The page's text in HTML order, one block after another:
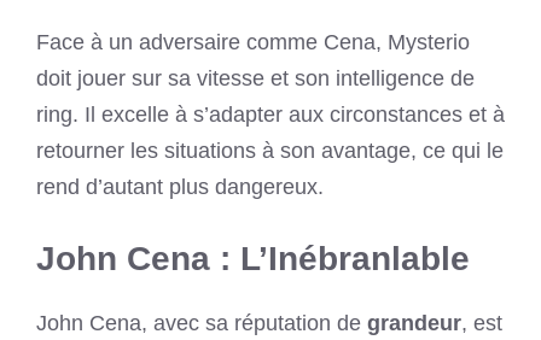
Face à un adversaire comme Cena, Mysterio
doit jouer sur sa vitesse et son intelligence de
ring. Il excelle à s’adapter aux circonstances et à
retourner les situations à son avantage, ce qui le
rend d’autant plus dangereux.
John Cena : L’Inébranlable
John Cena, avec sa réputation de grandeur, est